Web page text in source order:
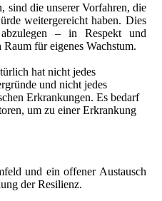
sind die unserer Vorfahren, die
weitergereicht haben. Dies
– in Respekt und
für eigenes Wachstum.
hat nicht jedes
und nicht jedes
Erkrankungen. Es bedarf
um zu einer Erkrankung
und ein offener Austausch
der Resilienz.